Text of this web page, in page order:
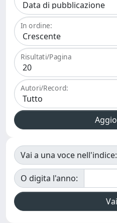
In ordine:
Risultati/Pagina
Autori/Record:
Vai a una voce nell'indice:
O digita l'anno: